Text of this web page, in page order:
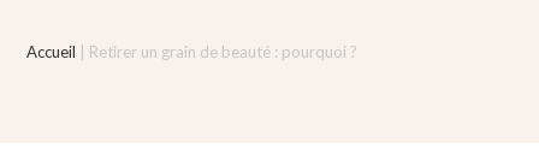
Accueil Retirer un grain de beauté : pourquoi ?